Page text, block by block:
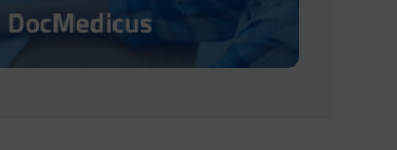
DocMedicus